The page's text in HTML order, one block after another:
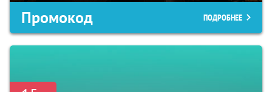
Промокод ПОДРОБНЕЕ